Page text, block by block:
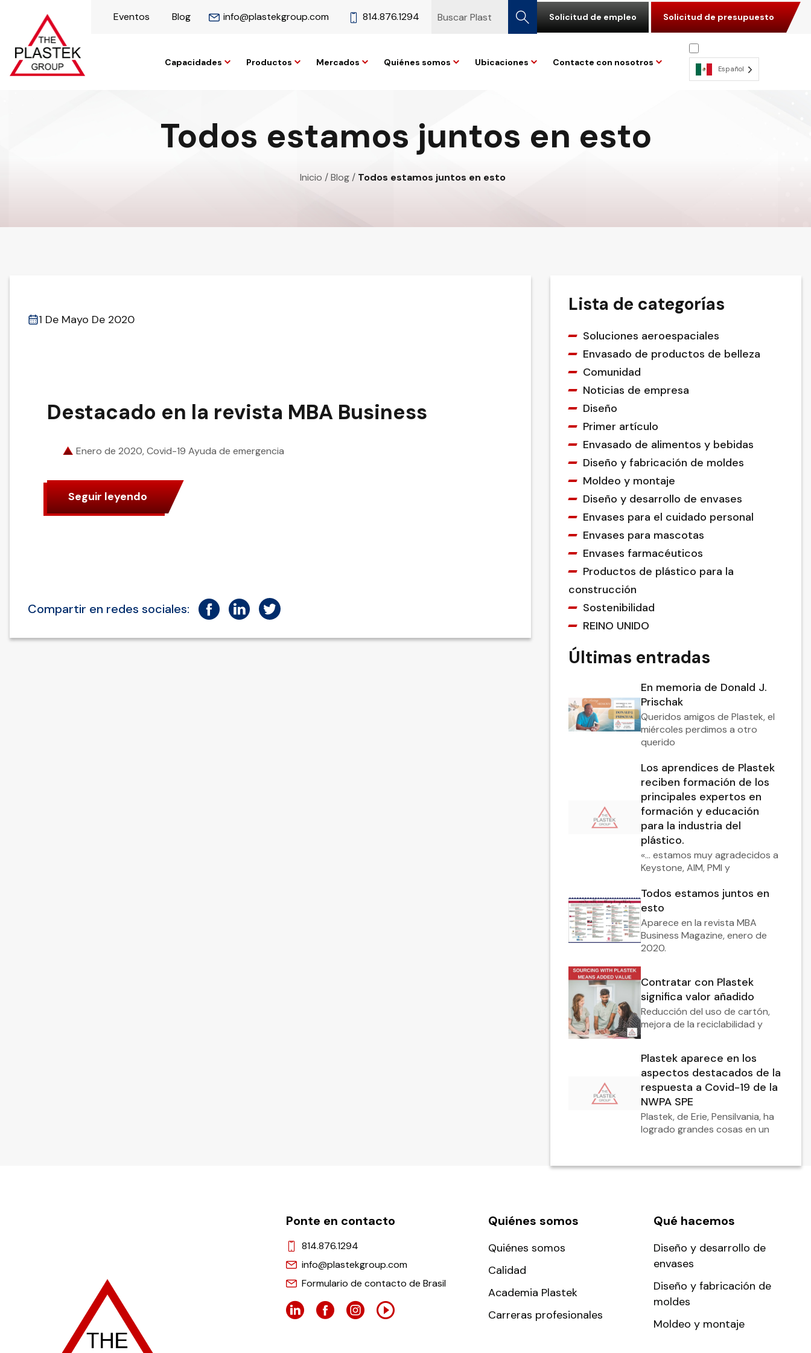
Eventos Blog info@plastekgroup.com 814.876.1294 Solicitud de empleo Solicitud de presupuesto
Capacidades Productos Mercados Quiénes somos Ubicaciones Contacte con nosotros
Español
Todos estamos juntos en esto
Inicio /Blog / Todos estamos juntos en esto
1 De Mayo De 2020
Destacado en la revista MBA Business
Enero de 2020, Covid-19 Ayuda de emergencia
Seguir leyendo
Compartir en redes sociales:
Lista de categorías
Soluciones aeroespaciales
Envasado de productos de belleza
Comunidad
Noticias de empresa
Diseño
Primer artículo
Envasado de alimentos y bebidas
Diseño y fabricación de moldes
Moldeo y montaje
Diseño y desarrollo de envases
Envases para el cuidado personal
Envases para mascotas
Envases farmacéuticos
Productos de plástico para la
construcción
Sostenibilidad
REINO UNIDO
Últimas entradas
En memoria de Donald J.
Prischak
Queridos amigos de Plastek, el
miércoles perdimos a otro
querido
Los aprendices de Plastek
reciben formación de los
principales expertos en
formación y educación
para la industria del
plástico.
«... estamos muy agradecidos a
Keystone, AIM, PMI y
Todos estamos juntos en
esto
Aparece en la revista MBA
Business Magazine, enero de
2020.
Contratar con Plastek
significa valor añadido
Reducción del uso de cartón,
mejora de la reciclabilidad y
Plastek aparece en los
aspectos destacados de la
respuesta a Covid-19 de la
NWPA SPE
Plastek, de Erie, Pensilvania, ha
logrado grandes cosas en un
Ponte en contacto
814.876.1294
info@plastekgroup.com
Formulario de contacto de Brasil
Quiénes somos
Quiénes somos
Calidad
Academia Plastek
Carreras profesionales
Qué hacemos
Diseño y desarrollo de
envases
Diseño y fabricación de
moldes
Moldeo y montaje